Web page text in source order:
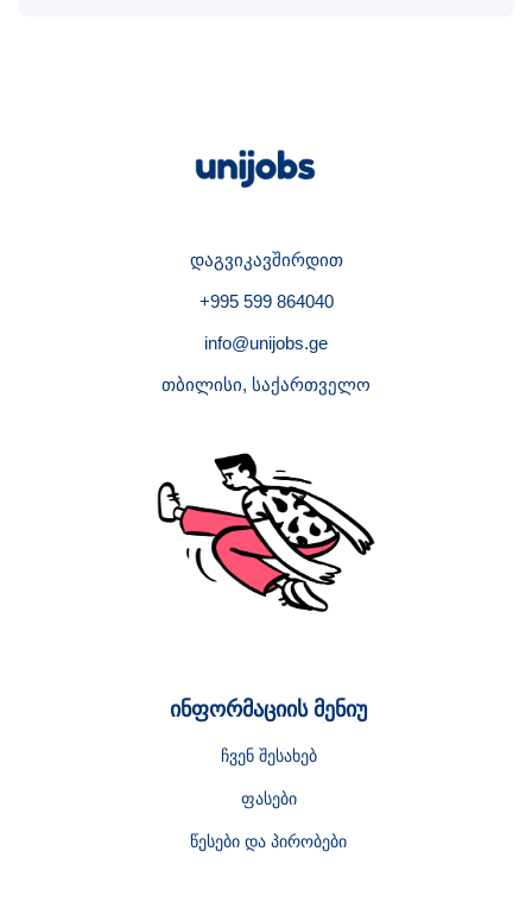
დაგვიკავშირდით
+995 599 864040
info@unijobs.ge
თბილისი, საქართველო
ინფორმაციის მენიუ
ჩვენ შესახებ
ფასები
წესები და პირობები